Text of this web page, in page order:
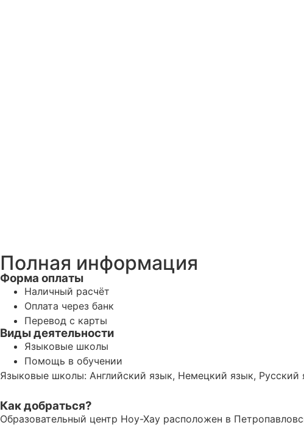
Полная информация
Форма оплаты
Наличный расчёт
Оплата через банк
Перевод с карты
Виды деятельности
Языковые школы
Помощь в обучении
Языковые школы: Английский язык, Немецкий язык,
Как добраться?
Образовательный центр Ноу-Хау расположен в